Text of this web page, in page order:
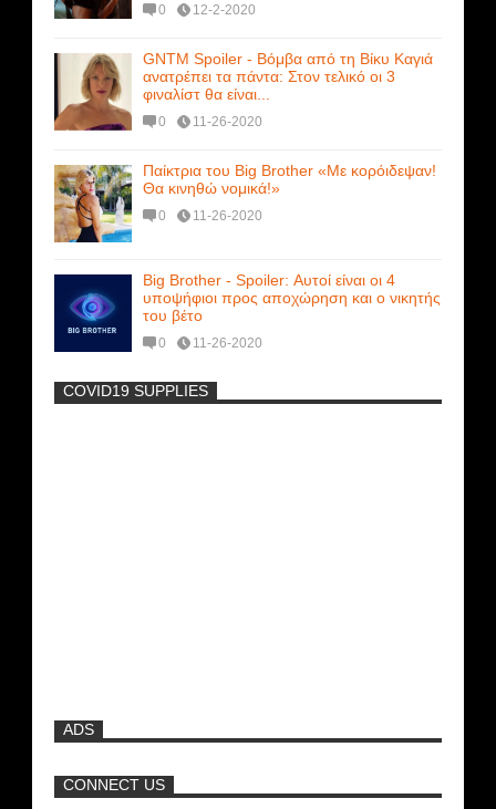
0 12-2-2020
GNTM Spoiler - Βόμβα από τη Βίκυ Καγιά
ανατρέπει τα πάντα: Στον τελικό οι 3
φιναλίστ θα είναι...
0 11-26-2020
Παίκτρια του Big Brother «Με κορόιδεψαν!
Θα κινηθώ νομικά!»
0 11-26-2020
Big Brother - Spoiler: Αυτοί είναι οι 4
υποψήφιοι προς αποχώρηση και ο νικητής
του βέτο
0 11-26-2020
-
COVID19 SUPPLIES
ADS
CONNECT US